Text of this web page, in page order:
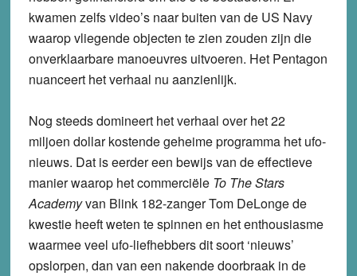
kwamen zelfs video’s naar buiten van de US Navy
waarop vliegende objecten te zien zouden zijn die
onverklaarbare manoeuvres uitvoeren. Het Pentagon
nuanceert het verhaal nu aanzienlijk.
Nog steeds domineert het verhaal over het 22
miljoen dollar kostende geheime programma het ufo-
nieuws. Dat is eerder een bewijs van de effectieve
manier waarop het commerciële To The Stars
Academyvan Blink 182-zanger Tom DeLonge de
kwestie heeft weten te spinnen en het enthousiasme
waarmee veel ufo-liefhebbers dit soort ‘nieuws’
opslorpen, dan van een nakende doorbraak in de